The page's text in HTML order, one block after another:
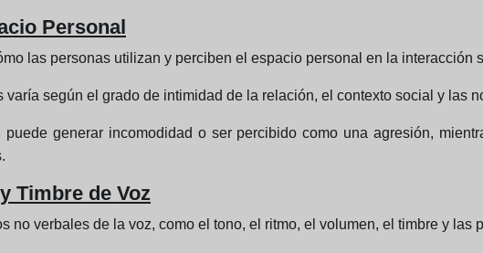
Personal
las personas utilizan y perciben el espacio personal en la interacción
varía según el grado de intimidad de la relación, el contexto social y las
generar incomodidad o ser percibido como una agresión,
Timbre de Voz
no verbales de la voz, como el tono, el ritmo, el volumen, el timbre y las